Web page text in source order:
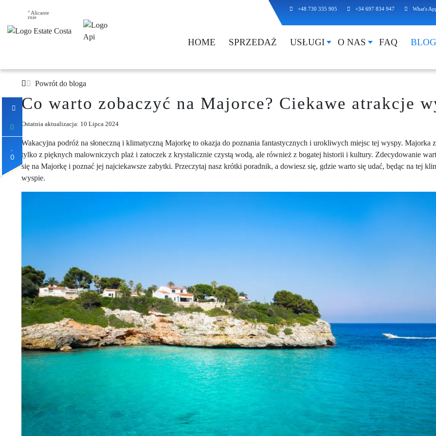
30° Alicante
+48 730 335 905 +34 697 834 947 What's
HOME SPRZEDAŻ USŁUGI O NAS FAQ BLOG
0
Powrót do bloga
Co warto zobaczyć na Majorce? Ciekawe atrakcje
Ostatnia aktualizacja: 10 Lipca 2024
Wakacyjna podróż na słoneczną i klimatyczną Majorkę to okazja do poznania fantastycznych i urokliwych miejsc tej wyspy. Majorka
tylko z pięknych malowniczych plaż i zatoczek z krystalicznie czystą wodą, ale również z bogatej historii i kultury. Zdecydowanie
się na Majorkę i poznać jej najciekawsze zabytki. Przeczytaj nasz krótki poradnik, a dowiesz się, gdzie warto się udać, będąc na tej
wyspie.